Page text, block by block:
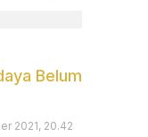
Belum
2021, 20.42